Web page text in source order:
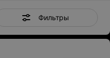
Фильтры